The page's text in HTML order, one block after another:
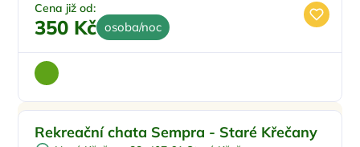
Cena již od:
350 Kč osoba/noc
Plná penze
Rekreační chata Sempra - Staré Křečany